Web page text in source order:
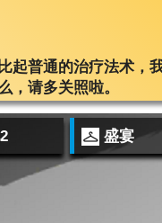
起普通的治疗法术，
，请多关照啦。
盛宴